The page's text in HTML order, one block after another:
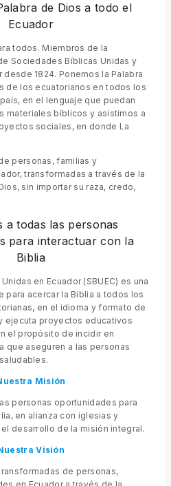
de Dios a todo el
Ecuador
todos. Miembros de la
Sociedades Bíblicas Unidas y
desde 1824. Ponemos la Palabra
de los ecuatorianos en todos los
en el lenguaje que puedan
materiales bíblicos y asistimos a
sociales, en donde La
personas, familias y
transformadas a través de la
sin importar su raza, credo,
a todas las personas
para interactuar con la
Biblia
en Ecuador (SBUEC) es una
para acercar la Biblia a todos los
en el idioma y formato de
ejecuta proyectos educativos
el propósito de incidir en
que aseguren a las personas
Misión
personas oportunidades para
en alianza con iglesias y
desarrollo de la misión integral.
Visión
de personas,